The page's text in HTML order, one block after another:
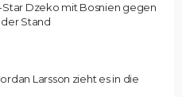
Dzeko mit Bosnien gegen
der Stand
Larsson zieht es in die